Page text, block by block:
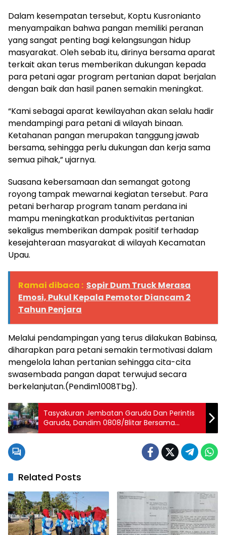
Dalam kesempatan tersebut, Koptu Kusronianto
menyampaikan bahwa pangan memiliki peranan
yang sangat penting bagi kelangsungan hidup
masyarakat. Oleh sebab itu, dirinya bersama aparat
terkait akan terus memberikan dukungan kepada
para petani agar program pertanian dapat berjalan
dengan baik dan hasil panen semakin meningkat.
“Kami sebagai aparat kewilayahan akan selalu hadir
mendampingi para petani di wilayah binaan.
Ketahanan pangan merupakan tanggung jawab
bersama, sehingga perlu dukungan dan kerja sama
semua pihak,” ujarnya.
Suasana kebersamaan dan semangat gotong
royong tampak mewarnai kegiatan tersebut. Para
petani berharap program tanam perdana ini
mampu meningkatkan produktivitas pertanian
sekaligus memberikan dampak positif terhadap
kesejahteraan masyarakat di wilayah Kecamatan
Upau.
Ramai dibaca : Sopir Dum Truck Merasa
Emosi, Pukul Kepala Pemotor Diancam 2
Tahun Penjara
Melalui pendampingan yang terus dilakukan Babinsa,
diharapkan para petani semakin termotivasi dalam
mengelola lahan pertanian sehingga cita-cita
swasembada pangan dapat terwujud secara
berkelanjutan.(Pendim1008Tbg).
Tasyakuran Jembatan Garuda Dan Perintis
Garuda, Dandim 0808/Blitar Bersama
Forkopimcam Permudah Akses Mobilitas
Related Posts